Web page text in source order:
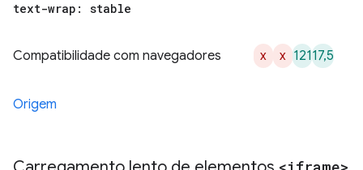
text-wrap: stable
Compatibilidade com navegadores x x 12117,5
Origem